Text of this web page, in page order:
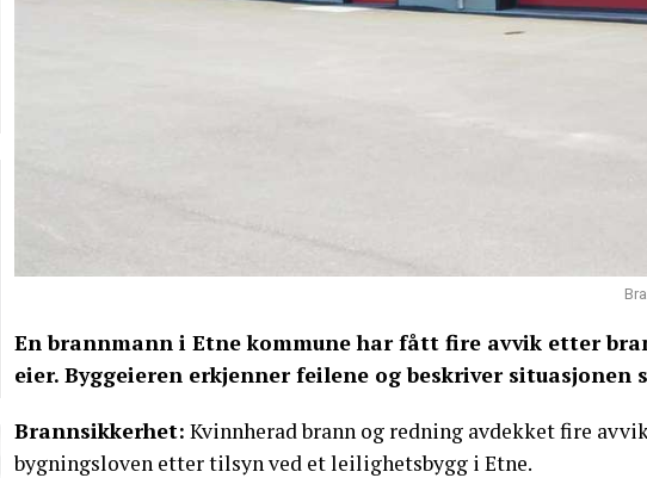
En brannmann i Etne kommune har fått fire avvik etter
eier. Byggeieren erkjenner feilene og beskriver situasjonen
Brannsikkerhet: Kvinnherad brann og redning avdekket fire
bygningsloven etter tilsyn ved et leilighetsbygg i Etne.